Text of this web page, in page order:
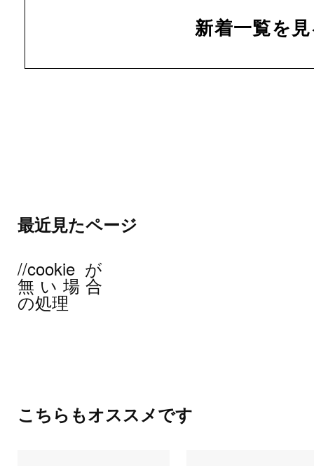
新着一覧を
最近見たページ
//cookieが
無い場合
の処理
こちらもオススメです